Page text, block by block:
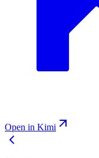
Open in Kimi